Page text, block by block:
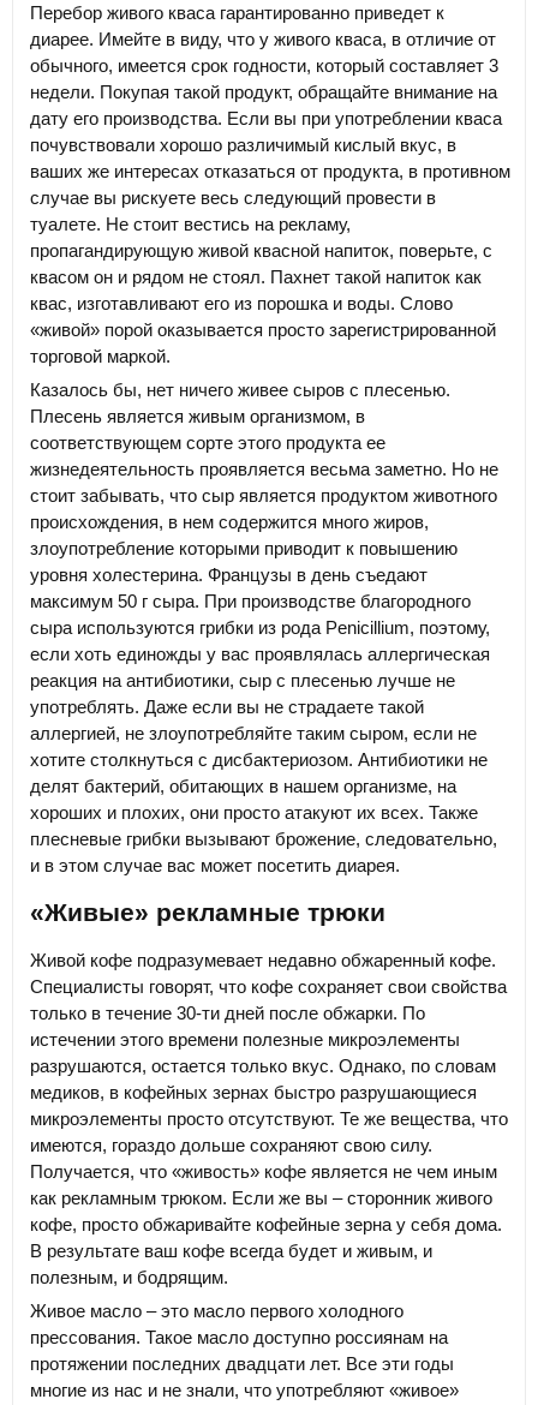
Перебор живого кваса гарантированно приведет к
диарее. Имейте в виду, что у живого кваса, в отличие от
обычного, имеется срок годности, который составляет 3
недели. Покупая такой продукт, обращайте внимание на
дату его производства. Если вы при употреблении кваса
почувствовали хорошо различимый кислый вкус, в
ваших же интересах отказаться от продукта, в противном
случае вы рискуете весь следующий провести в
туалете. Не стоит вестись на рекламу,
пропагандирующую живой квасной напиток, поверьте, с
квасом он и рядом не стоял. Пахнет такой напиток как
квас, изготавливают его из порошка и воды. Слово
«живой» порой оказывается просто зарегистрированной
торговой маркой.
Казалось бы, нет ничего живее сыров с плесенью.
Плесень является живым организмом, в
соответствующем сорте этого продукта ее
жизнедеятельность проявляется весьма заметно. Но не
стоит забывать, что сыр является продуктом животного
происхождения, в нем содержится много жиров,
злоупотребление которыми приводит к повышению
уровня холестерина. Французы в день съедают
максимум 50 г сыра. При производстве благородного
сыра используются грибки из рода Penicillium, поэтому,
если хоть единожды у вас проявлялась аллергическая
реакция на антибиотики, сыр с плесенью лучше не
употреблять. Даже если вы не страдаете такой
аллергией, не злоупотребляйте таким сыром, если не
хотите столкнуться с дисбактериозом. Антибиотики не
делят бактерий, обитающих в нашем организме, на
хороших и плохих, они просто атакуют их всех. Также
плесневые грибки вызывают брожение, следовательно,
и в этом случае вас может посетить диарея.
«Живые» рекламные трюки
Живой кофе подразумевает недавно обжаренный кофе.
Специалисты говорят, что кофе сохраняет свои свойства
только в течение 30-ти дней после обжарки. По
истечении этого времени полезные микроэлементы
разрушаются, остается только вкус. Однако, по словам
медиков, в кофейных зернах быстро разрушающиеся
микроэлементы просто отсутствуют. Те же вещества, что
имеются, гораздо дольше сохраняют свою силу.
Получается, что «живость» кофе является не чем иным
как рекламным трюком. Если же вы – сторонник живого
кофе, просто обжаривайте кофейные зерна у себя дома.
В результате ваш кофе всегда будет и живым, и
полезным, и бодрящим.
Живое масло – это масло первого холодного
прессования. Такое масло доступно россиянам на
протяжении последних двадцати лет. Все эти годы
многие из нас и не знали, что употребляют «живое»